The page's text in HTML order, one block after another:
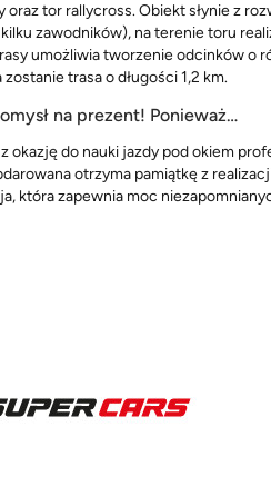
oraz tor rallycross. Obiekt słynie z
zawodników), na terenie toru
umożliwia tworzenie odcinków o
trasa o długości 1,2 km.
na prezent! Ponieważ…
okazję do nauki jazdy pod okiem
otrzyma pamiątkę z
która zapewnia moc